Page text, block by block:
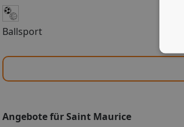
Ballsport
Angebote für Saint Maurice